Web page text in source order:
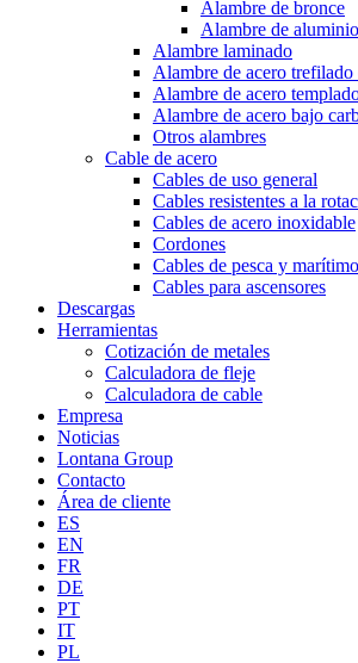
Alambre de bronce
Alambre de aluminio
Alambre laminado
Alambre de acero trefilado
Alambre de acero
Alambre de acero bajo
Otros alambres
Cable de acero
Cables de uso general
Cables resistentes a la
Cables de acero inoxidable
Cordones
Cables de pesca y marítimo
Cables para ascensores
Descargas
Herramientas
Cotización de metales
Calculadora de fleje
Calculadora de cable
Empresa
Noticias
Lontana Group
Contacto
Área de cliente
ES
EN
FR
DE
PT
IT
PL